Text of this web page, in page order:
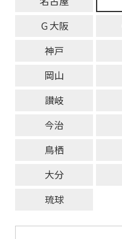
Ｇ大阪
神戸
岡山
讃岐
今治
鳥栖
大分
琉球